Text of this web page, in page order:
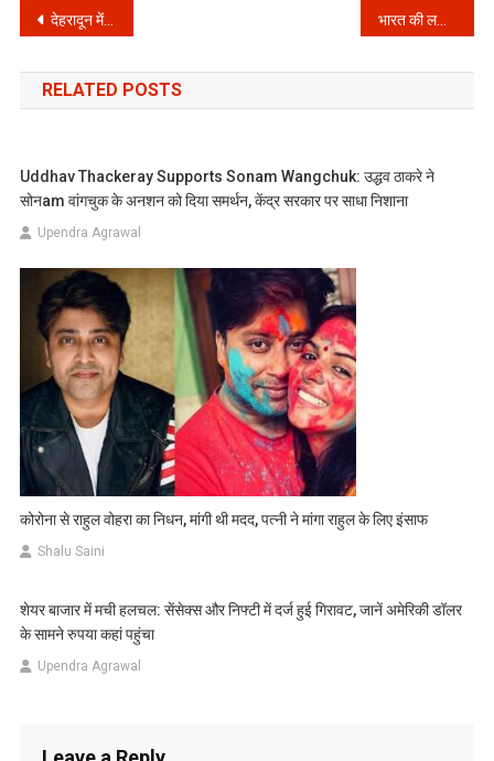
Post
navigation
देहरादून में बड़ा खुलासा: मुनाफे के लालच ने डुबो दी मेहनत की कमाई! भारत की लगातार हारें: क्या गौतम गंभीर और BCCI लाएंगे इस IPL स्टार को टीम में?
RELATED POSTS
Uddhav Thackeray Supports Sonam Wangchuk: उद्धव ठाकरे ने
सोनam वांगचुक के अनशन को दिया समर्थन, केंद्र सरकार पर साधा निशाना
Upendra Agrawal
कोरोना से राहुल वोहरा का निधन, मांगी थी मदद, पत्नी ने मांगा राहुल के लिए इंसाफ
Shalu Saini
शेयर बाजार में मची हलचल: सेंसेक्स और निफ्टी में दर्ज हुई गिरावट, जानें अमेरिकी डॉलर
के सामने रुपया कहां पहुंचा
Upendra Agrawal